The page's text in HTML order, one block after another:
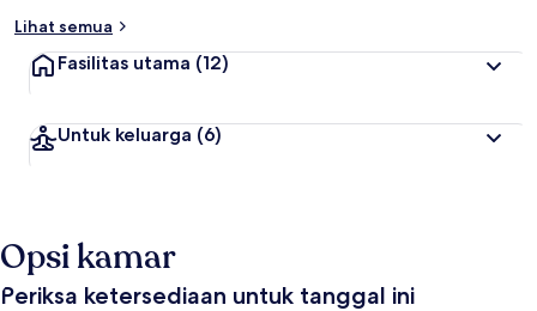
Lihat semua
Fasilitas utama (12)
Untuk keluarga (6)
Opsi kamar
Periksa ketersediaan untuk tanggal ini